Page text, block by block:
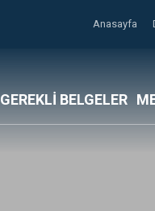
Anasayfa
GEREKLİ BELGELER